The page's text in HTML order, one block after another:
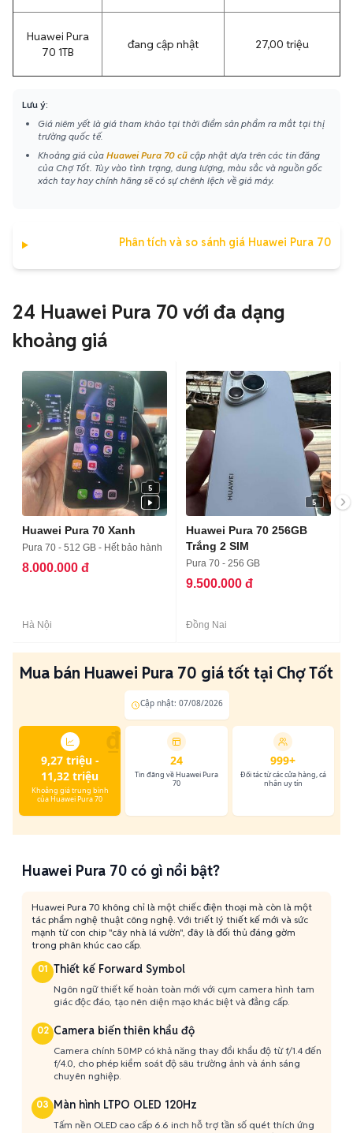
Huawei Pura
70 1TB
đang cập nhật 27,00 triệu
Lưu ý:
Giá niêm yết là giá tham khảo tại thời điểm sản phẩm ra mắt tại thị
trường quốc tế.
Khoảng giá của Huawei Pura 70 cũ cập nhật dựa trên các tin đăng
của Chợ Tốt. Tùy vào tình trạng, dung lượng, màu sắc và nguồn gốc
xách tay hay chính hãng sẽ có sự chênh lệch về giá máy.
Phân tích và so sánh giá Huawei Pura 70
24 Huawei Pura 70 với đa dạng
khoảng giá
5
Huawei Pura 70 Xanh
Pura 70 - 512 GB - Hết bảo hành
8.000.000 đ
Hà Nội
5
Huawei Pura 70 256GB
Trắng 2 SIM
Pura 70 - 256 GB
9.500.000 đ
Đồng Nai
Mua bán Huawei Pura 70 giá tốt tại Chợ Tốt
Cập nhật: 07/08/2026
₫
9,27 triệu -
11,32 triệu
Khoảng giá trung bình
của Huawei Pura 70
24
Tin đăng về Huawei Pura
70
999+
Đối tác từ các cửa hàng, cá
nhân uy tín
Huawei Pura 70 có gì nổi bật?
Huawei Pura 70 không chỉ là một chiếc điện thoại mà còn là một
tác phẩm nghệ thuật công nghệ. Với triết lý thiết kế mới và sức
mạnh từ con chip "cây nhà lá vườn", đây là đối thủ đáng gờm
trong phân khúc cao cấp.
01 Thiết kế Forward Symbol
Ngôn ngữ thiết kế hoàn toàn mới với cụm camera hình tam
giác độc đáo, tạo nên diện mạo khác biệt và đẳng cấp.
02 Camera biến thiên khẩu độ
Camera chính 50MP có khả năng thay đổi khẩu độ từ f/1.4 đến
f/4.0, cho phép kiểm soát độ sâu trường ảnh và ánh sáng
chuyên nghiệp.
03 Màn hình LTPO OLED 120Hz
Tấm nền OLED cao cấp 6.6 inch hỗ trợ tần số quét thích ứng